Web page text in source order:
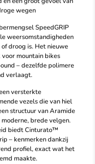
wegen
SpeedGRIP
weersomstandigheden
droog is. Het nieuwe
mountain bikes
– dezelfde polimere
verlaagt.
versterkte
vezels die van hiel
structuur van Aramide
brede velgen.
biedt Cinturato™
– kenmerken dankzij
profiel, exact wat het
maakte.